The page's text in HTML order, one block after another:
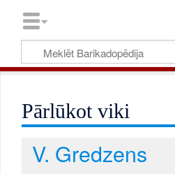
Pārlūkot viki
V. Gredzens